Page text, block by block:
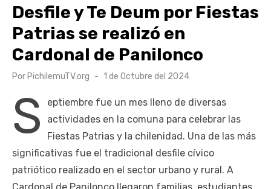
Desfile y Te Deum por Fiestas
Patrias se realizó en
Cardonal de Panilonco
Por PichilemuTV.org
Publicado
1 de Octubre del 2024
S
eptiembre fue un mes lleno de diversas
actividades en la comuna para celebrar las
Fiestas Patrias y la chilenidad. Una de las más
significativas fue el tradicional desfile cívico
patriótico realizado en el sector urbano y rural. A